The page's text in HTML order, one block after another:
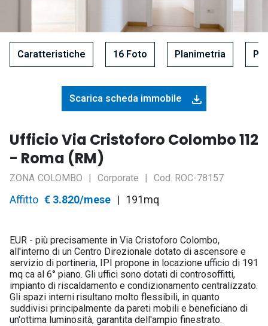
Caratteristiche 16 Foto Planimetria
Scarica scheda immobile
Ufficio Via Cristoforo Colombo 112
- Roma (RM)
ZONA COLOMBO Asset
Corporate Cod. ROC-78157
Affitto Prezzo
€ 3.820/mese 191mq
EUR - più precisamente in Via Cristoforo Colombo,
all'interno di un Centro Direzionale dotato di ascensore e
servizio di portineria, IPI propone in locazione ufficio di 191
mq ca al 6° piano. Gli uffici sono dotati di controsoffitti,
impianto di riscaldamento e condizionamento centralizzato.
Gli spazi interni risultano molto flessibili, in quanto
suddivisi principalmente da pareti mobili e beneficiano di
un'ottima luminosità, garantita dell'ampio finestrato.